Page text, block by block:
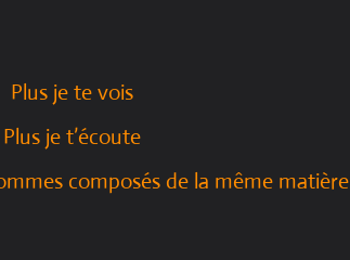
Plus je te vois
Plus je t’écoute
composés de la même matière